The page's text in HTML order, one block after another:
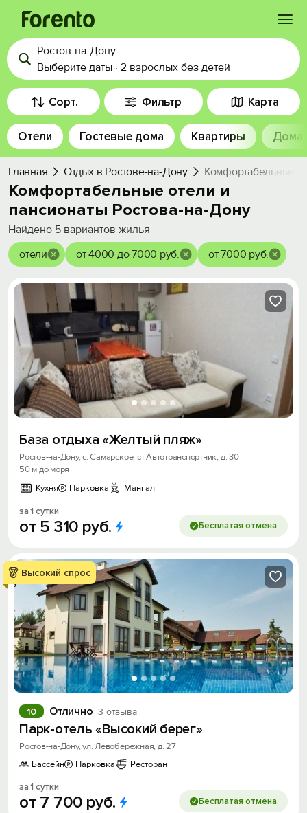
Войти
Избранное
История просмотра
Добавить свой объект
Ростов-на-Дону
Выберите даты · 2 взрослых без детей
Сорт. Фильтр Карта
Отели Гостевые дома Квартиры Дома
Главная Отдых в Ростове-на-Дону Комфортабельные
Комфортабельные отели и
пансионаты Ростова-на-Дону
Найдено 5 вариантов жилья
отели
от 4000 до 7000 руб. от 7000 руб.
База отдыха «Желтый пляж»
Ростов-на-Дону, с. Самарское, ст Автотранспортник, д. 30
50 м до моря
Кухня
Парковка Мангал
за 1 сутки
от 5 310 руб. Бесплатая отмена
Высокий спрос
Отлично 3 отзыва
10
Парк-отель «Высокий берег»
Ростов-на-Дону, ул. Левобережная, д. 27
Бассейн
Парковка Ресторан
за 1 сутки
от 7 700 руб. Бесплатая отмена